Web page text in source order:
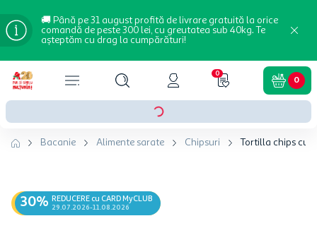
🚚 Până pe 31 august profită de livrare gratuită la orice
comandă de peste 300 lei, cu greutatea sub 40kg. Te
așteptăm cu drag la cumpărături!
0
0
Bacanie Alimente sarate Chipsuri Tortilla chips cu
30% REDUCERE cu CARD MyCLUB
29.07.2026-11.08.2026